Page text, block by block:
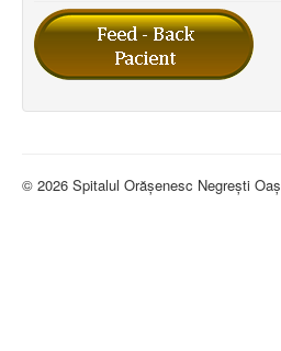
© 2026 Spitalul Orășenesc Negrești Oaș